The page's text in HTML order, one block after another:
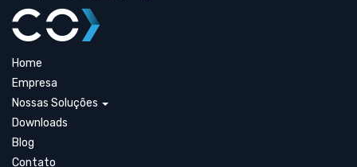
Home
Empresa
Nossas Soluções
Downloads
Blog
Contato